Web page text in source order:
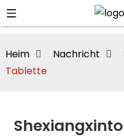
Heim Nachricht
Tablette